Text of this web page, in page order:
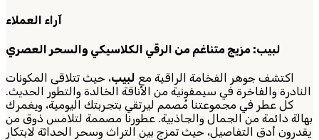
آراء العملاء
لبيب: مزيج متناغم من الرقي الكلاسيكي والسحر العصري
اكتشف جوهر الفخامة الراقية مع لبيب، حيث تتلاقى المكونات
النادرة والفاخرة في سيمفونية من الأناقة الخالدة والتطور الحديث.
كل عطر في مجموعتنا مُصمم ليرتقي بتجربتك اليومية، ويغمرك
بهالة دائمة من الجمال والجاذبية. عطورنا مصممة لتلامس ذوق من
يقدرون أدق التفاصيل، حيث تمزج بين التراث وسحر الحداثة لابتكار